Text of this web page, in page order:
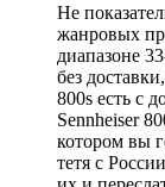
Не
жанровых
диапазоне
без
800s есть с
Sennheiser
котором вы
тетя с